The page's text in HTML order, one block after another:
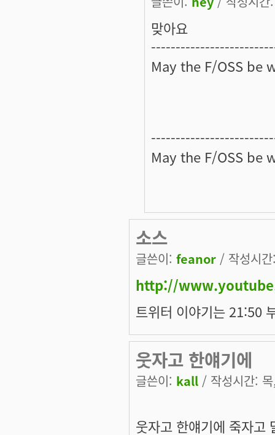
맞아요
May the F/OSS be
May the F/OSS be
소스
글쓴이: feanor / 작성시
http://
트위터 이야기는 21:50
웃자고 한얘기에
글쓴이: kall / 작성시간:
웃자고 한얘기에 죽자고